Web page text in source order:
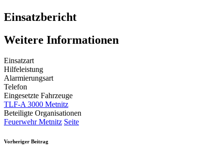
Einsatzbericht
Weitere Informationen
Einsatzart
Hilfeleistung
Alarmierungsart
Telefon
Eingesetzte Fahrzeuge
TLF-A 3000 Metnitz
Beteiligte Organisationen
Feuerwehr Metnitz Seite
Vorheriger Beitrag